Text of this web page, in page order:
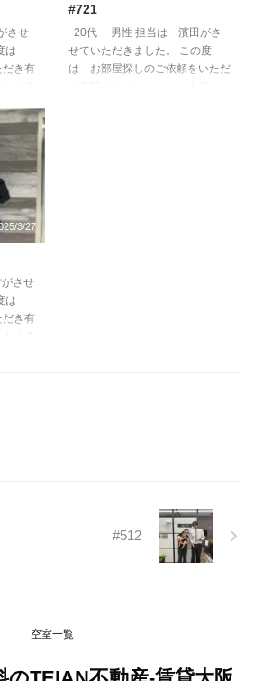
させ
は
だき有
#721
20代 男性 担当は 濱田がさ
せていただきました。 この度
は お部屋探しのご依頼をいただ
3/27
させ
は
だき有
#512
空室一覧